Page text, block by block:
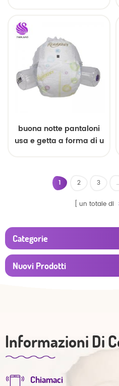
buona notte pantaloni
usa e getta a forma di u
1 2 3
un totale di
Categorie
Nuovi Prodotti
Informazioni Di
Chiamaci